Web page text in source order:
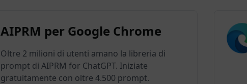
AIPRM per Google Chrome
Oltre 2 milioni di utenti amano la libreria di
prompt di AIPRM for ChatGPT. Iniziate
gratuitamente con oltre 4.500 prompt.